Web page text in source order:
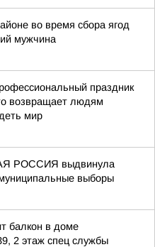
во время сбора ягод
мужчина
праздник
возвращает людям
мир
РОССИЯ выдвинула
выборы
балкон в доме
2 этаж спец службы